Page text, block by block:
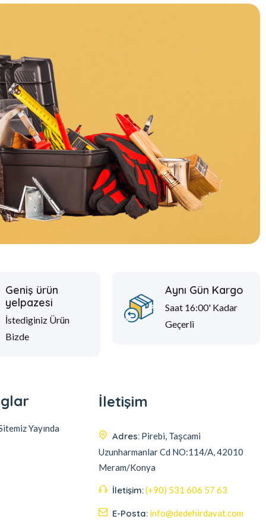
Geniş ürün
yelpazesi
İstediginiz Ürün
Bizde
Aynı Gün Kargo
Saat 16:00' Kadar
Geçerli
Yayında
İletişim
Adres: Pirebi, Taşcami
Uzunharmanlar Cd NO:114/A, 42010
Meram/Konya
İletişim:(+90) 531 606 57 63
E-Posta: info@dedehirdavat.com